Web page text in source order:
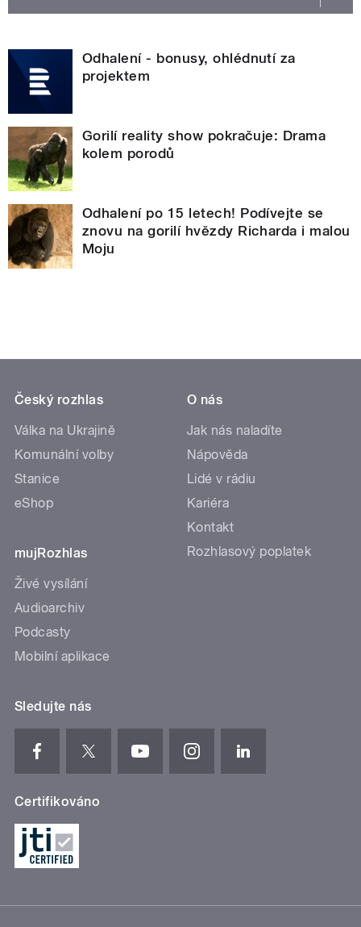
Odhalení - bonusy, ohlédnutí za
projektem
Gorilí reality show pokračuje: Drama
kolem porodů
Odhalení po 15 letech! Podívejte se
znovu na gorilí hvězdy Richarda i malou
Moju
Český rozhlas
Válka na Ukrajině
Komunální volby
Stanice
eShop
mujRozhlas
Živé vysílání
Audioarchiv
Podcasty
Mobilní aplikace
O nás
Jak nás naladíte
Nápověda
Lidé v rádiu
Kariéra
Kontakt
Rozhlasový poplatek
Sledujte nás
Certifikováno